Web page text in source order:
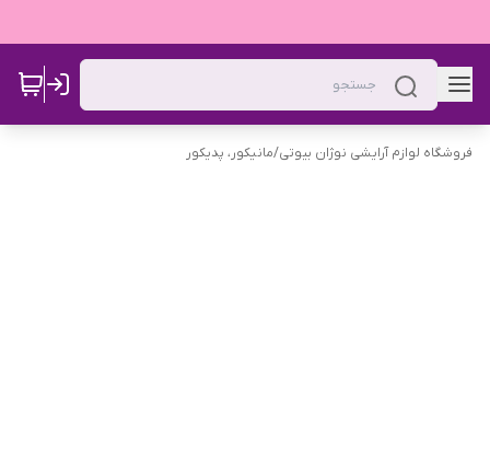
فروشگاه لوازم آرایشی نوژان بیوتی/مانیکور، پدیکور